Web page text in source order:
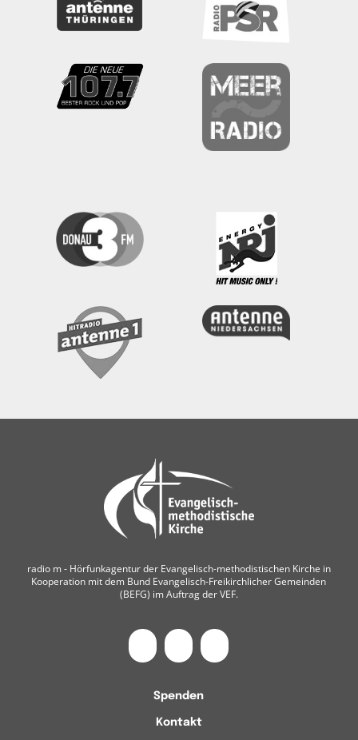
radio m ‐ Hörfunkagentur der Evangelisch-methodistischen Kirche in
Kooperation mit dem Bund Evangelisch-Freikirchlicher Gemeinden
(BEFG) im Auftrag der VEF.
Spenden
Kontakt